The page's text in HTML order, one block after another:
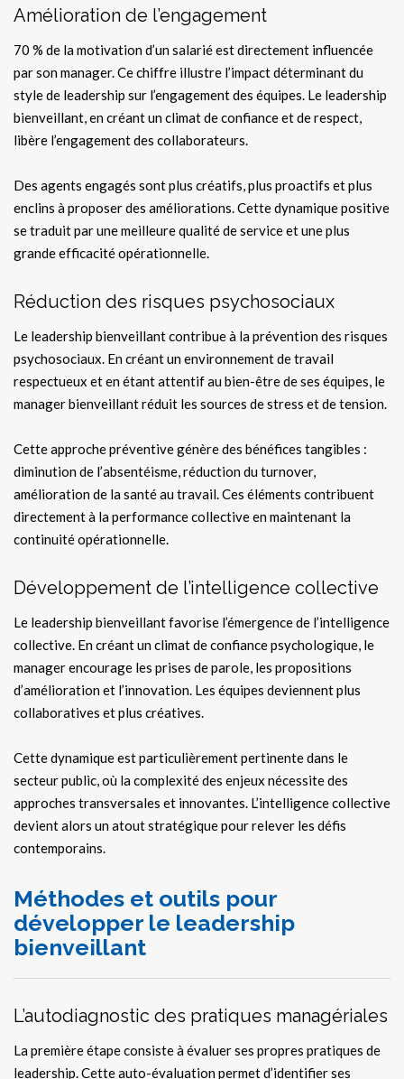
Amélioration de l’engagement
70 % de la motivation d’un salarié est directement influencée
par son manager. Ce chiffre illustre l’impact déterminant du
style de leadership sur l’engagement des équipes. Le leadership
bienveillant, en créant un climat de confiance et de respect,
libère l’engagement des collaborateurs.
Des agents engagés sont plus créatifs, plus proactifs et plus
enclins à proposer des améliorations. Cette dynamique positive
se traduit par une meilleure qualité de service et une plus
grande efficacité opérationnelle.
Réduction des risques psychosociaux
Le leadership bienveillant contribue à la prévention des risques
psychosociaux. En créant un environnement de travail
respectueux et en étant attentif au bien-être de ses équipes, le
manager bienveillant réduit les sources de stress et de tension.
Cette approche préventive génère des bénéfices tangibles :
diminution de l’absentéisme, réduction du turnover,
amélioration de la santé au travail. Ces éléments contribuent
directement à la performance collective en maintenant la
continuité opérationnelle.
Développement de l’intelligence collective
Le leadership bienveillant favorise l’émergence de l’intelligence
collective. En créant un climat de confiance psychologique, le
manager encourage les prises de parole, les propositions
d’amélioration et l’innovation. Les équipes deviennent plus
collaboratives et plus créatives.
Cette dynamique est particulièrement pertinente dans le
secteur public, où la complexité des enjeux nécessite des
approches transversales et innovantes. L’intelligence collective
devient alors un atout stratégique pour relever les défis
contemporains.
Méthodes et outils pour
développer le leadership
bienveillant
L’autodiagnostic des pratiques managériales
La première étape consiste à évaluer ses propres pratiques de
leadership. Cette auto-évaluation permet d’identifier ses